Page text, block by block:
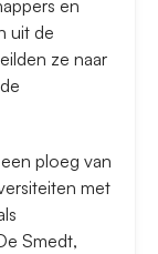
en
uit de
ze naar
ploeg van
met
Smedt,